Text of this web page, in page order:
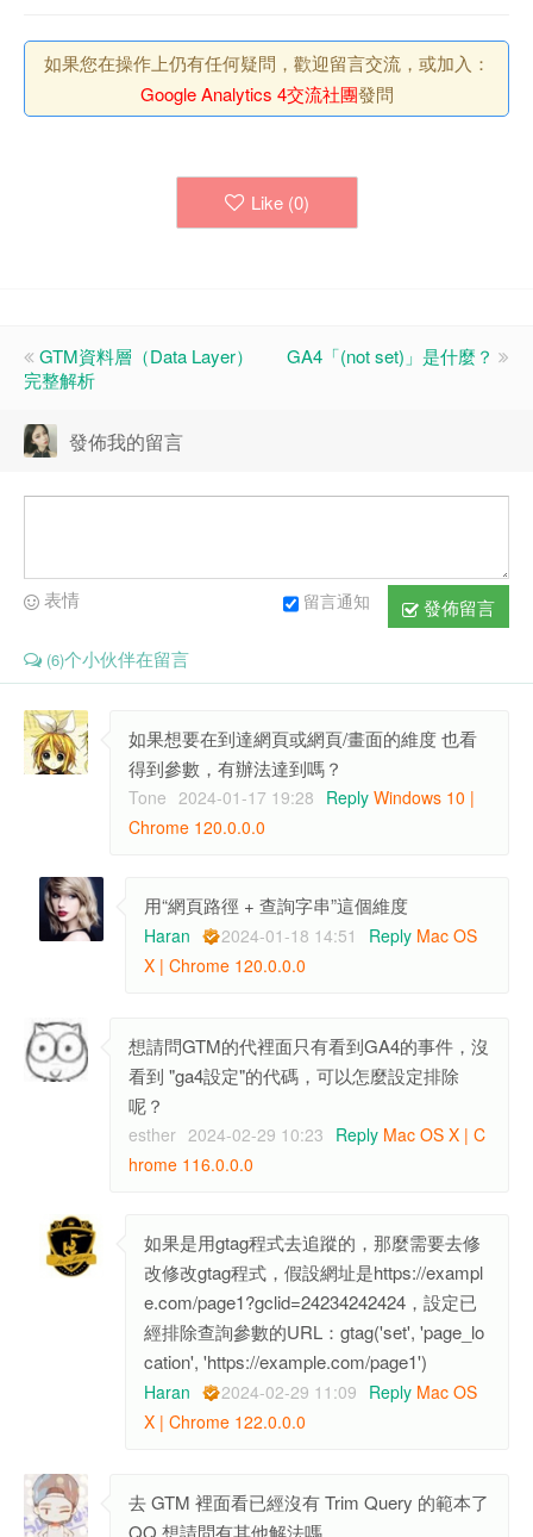
如果您在操作上仍有任何疑問，歡迎留言交流，或加入：
Google Analytics 4交流社團發問
Like (0)
GTM資料層（Data Layer）
完整解析
GA4「(not set)」是什麼？
發佈我的留言
發佈留言
留言通知
表情
(6)个小伙伴在留言
如果想要在到達網頁或網頁/畫面的維度 也看
得到參數，有辦法達到嗎？
Tone 2024-01-17 19:28 Reply Windows 10 |
Chrome 120.0.0.0
用“網頁路徑 + 查詢字串”這個維度
Haran 2024-01-18 14:51 Reply Mac OS
X | Chrome 120.0.0.0
想請問GTM的代裡面只有看到GA4的事件，沒
看到 "ga4設定"的代碼，可以怎麼設定排除
呢？
esther 2024-02-29 10:23 Reply Mac OS X | C
hrome 116.0.0.0
如果是用gtag程式去追蹤的，那麼需要去修
改修改gtag程式，假設網址是https://exampl
e.com/page1?gclid=24234242424，設定已
經排除查詢參數的URL：gtag('set', 'page_lo
cation', 'https://example.com/page1')
Haran 2024-02-29 11:09 Reply Mac OS
X | Chrome 122.0.0.0
去 GTM 裡面看已經沒有 Trim Query 的範本了
QQ 想請問有其他解法嗎